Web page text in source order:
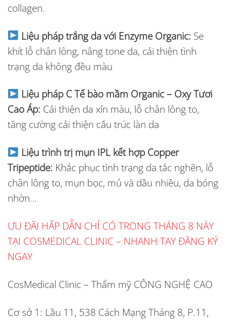
collagen.
Liệu pháp trắng da với Enzyme Organic: Se
khít lỗ chân lông, nâng tone da, cải thiện tình
trạng da không đều màu
Liệu pháp C Tế bào mầm Organic – Oxy Tươi
Cao Áp: Cải thiện da xỉn màu, lỗ chân lông to,
tăng cường cải thiện cấu trúc làn da
Liệu trình trị mụn IPL kết hợp Copper
Tripeptide: Khắc phục tình trạng da tắc nghẽn, lỗ
chân lông to, mụn bọc, mủ và dầu nhiều, da bóng
nhờn…
ƯU ĐÃI HẤP DẪN CHỈ CÓ TRONG THÁNG 8 NÀY
TẠI COSMEDICAL CLINIC – NHANH TAY ĐĂNG KÝ
NGAY
CosMedical Clinic – Thẩm mỹ CÔNG NGHỆ CAO
Cơ sở 1: Lầu 11, 538 Cách Mạng Tháng 8, P.11,